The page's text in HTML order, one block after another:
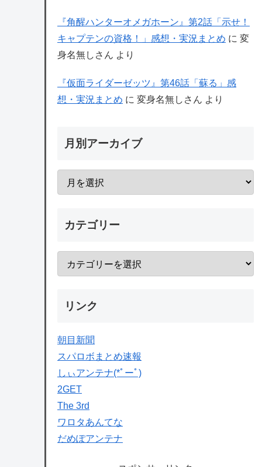
『角醒ハンターオメガホーン』第2話「示せ！
キャプテンの資格！」感想・実況まとめ に 変
身名無しさん より
『仮面ライダーゼッツ』第46話「蘇る」感
想・実況まとめ に 変身名無しさん より
月別アーカイブ
カテゴリー
リンク
朝目新聞
スパロボまとめ速報
しぃアンテナ(*ﾟーﾟ)
2GET
The 3rd
ワロタあんてな
だめぽアンテナ